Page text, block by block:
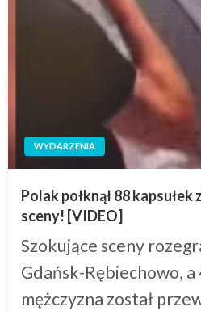
WYDARZENIA
Polak połknął 88
sceny! [VIDEO]
Szokujące sceny
Gdańsk-Rębiechowo,
mężczyzna został